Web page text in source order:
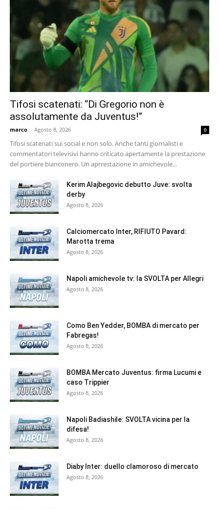
Tifosi scatenati: “Di Gregorio non è
assolutamente da Juventus!”
marco - Agosto 8, 2026 0
Tifosi scatenati sui social e non solo. Anche tanti giornalisti e
commentatori televisivi hanno criticato apertamente la prestazione
del portiere bianconero. Un aprrestazione in amichevole...
Kerim Alajbegovic debutto Juve: svolta
derby
Agosto 8, 2026
Calciomercato Inter, RIFIUTO Pavard:
Marotta trema
Agosto 8, 2026
Napoli amichevole tv: la SVOLTA per Allegri
Agosto 8, 2026
Como Ben Yedder, BOMBA di mercato per
Fabregas!
Agosto 8, 2026
BOMBA Mercato Juventus: firma Lucumi e
caso Trippier
Agosto 8, 2026
Napoli Badiashile: SVOLTA vicina per la
difesa!
Agosto 8, 2026
Diaby Inter: duello clamoroso di mercato
Agosto 8, 2026